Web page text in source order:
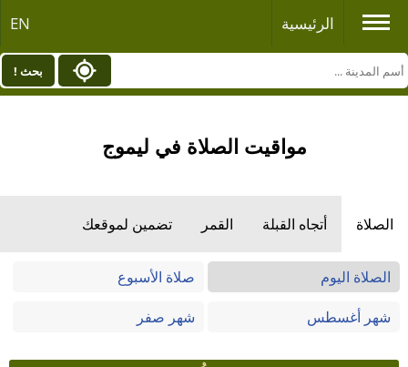
الرئيسية EN
بحث !
مواقيت الصلاة في ليموج
الصلاة أتجاه القبلة القمر تضمين لموقعك
الصلاة اليوم
صلاة الأسبوع
شهر أغسطس
شهر صفر